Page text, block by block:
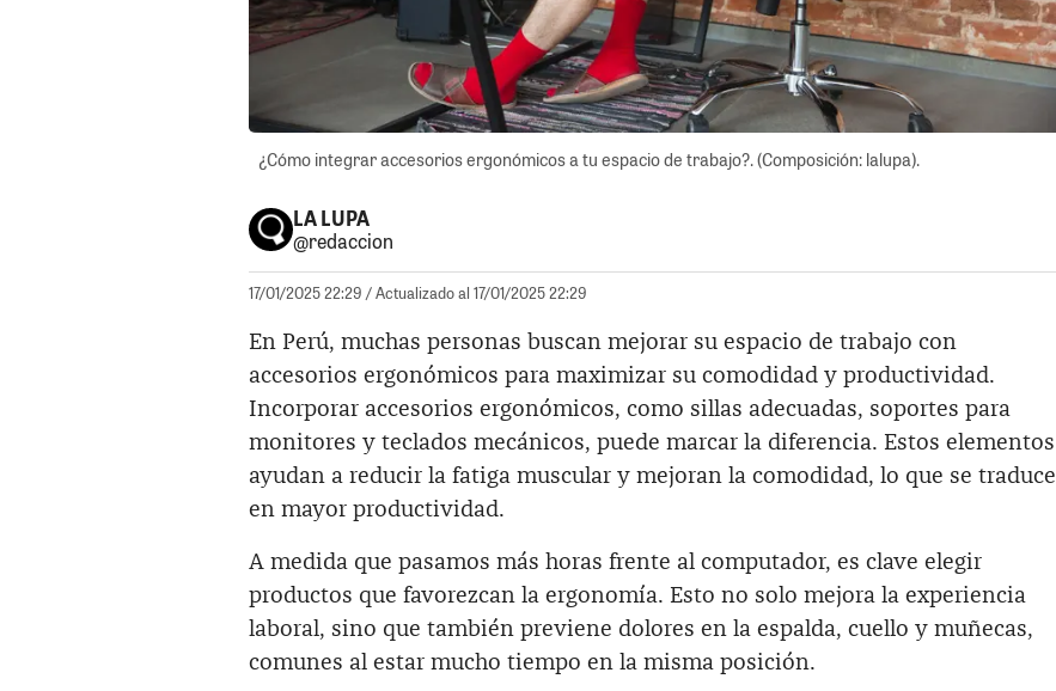
¿Cómo integrar accesorios ergonómicos a tu espacio de trabajo?. (Composición: lalupa).
LA LUPA
@redaccion
17/01/2025 22:29 / Actualizado al 17/01/2025 22:29
En Perú, muchas personas buscan mejorar su espacio de trabajo con
accesorios ergonómicos para maximizar su comodidad y productividad.
Incorporar accesorios ergonómicos, como sillas adecuadas, soportes para
monitores y teclados mecánicos, puede marcar la diferencia. Estos elementos
ayudan a reducir la fatiga muscular y mejoran la comodidad, lo que se traduce
en mayor productividad.
A medida que pasamos más horas frente al computador, es clave elegir
productos que favorezcan la ergonomía. Esto no solo mejora la experiencia
laboral, sino que también previene dolores en la espalda, cuello y muñecas,
comunes al estar mucho tiempo en la misma posición.